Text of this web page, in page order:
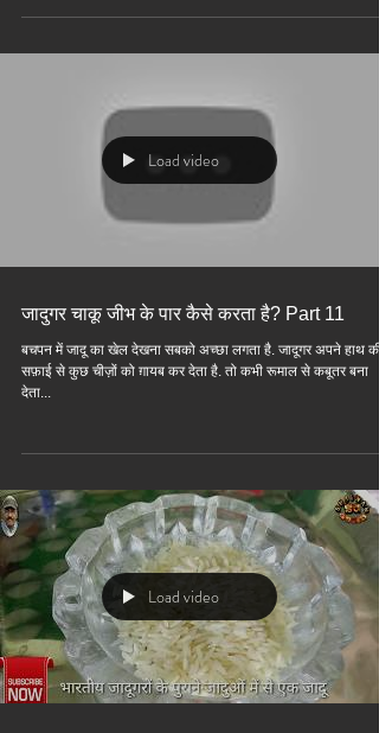
Load video
जादुगर चाकू जीभ के पार कैसे करता है? Part 11
बचपन में जादू का खेल देखना सबको अच्छा लगता है. जादूगर अपने हाथ की
सफ़ाई से कुछ चीज़ों को ग़ायब कर देता है. तो कभी रूमाल से कबूतर बना
देता...
Load video